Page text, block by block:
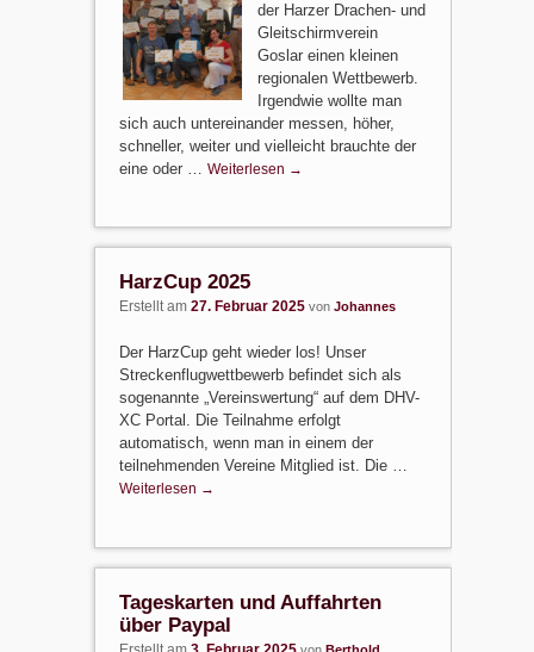
der Harzer Drachen- und
Gleitschirmverein
Goslar einen kleinen
regionalen Wettbewerb.
Irgendwie wollte man
sich auch untereinander messen, höher,
schneller, weiter und vielleicht brauchte der
eine oder … Weiterlesen →
HarzCup 2025
Erstellt am 27. Februar 2025 von Johannes
Der HarzCup geht wieder los! Unser
Streckenflugwettbewerb befindet sich als
sogenannte „Vereinswertung“ auf dem DHV-
XC Portal. Die Teilnahme erfolgt
automatisch, wenn man in einem der
teilnehmenden Vereine Mitglied ist. Die …
Weiterlesen →
Tageskarten und Auffahrten
über Paypal
Erstellt am 3. Februar 2025